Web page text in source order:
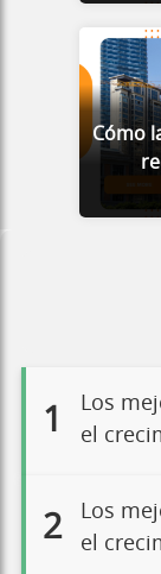
Cómo
1
Los
el
2
Los
el